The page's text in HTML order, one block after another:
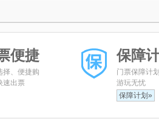
便捷
择、便捷购
速出票
保障
门票保障计
游玩无忧
保障计划»